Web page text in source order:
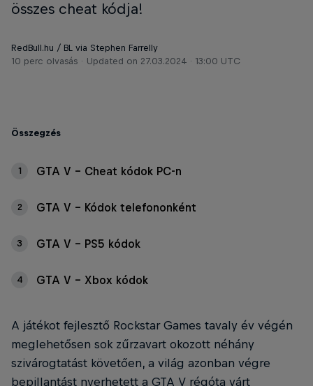
összes cheat kódja!
RedBull.hu / BL via Stephen Farrelly
10 perc olvasás
Updated on 27.03.2024 · 13:00 UTC
Összegzés
1 GTA V - Cheat kódok PC-n
2 GTA V - Kódok telefononként
3 GTA V - PS5 kódok
4 GTA V - Xbox kódok
A játékot fejlesztő Rockstar Games tavaly év végén
meglehetősen sok zűrzavart okozott néhány
szivárogtatást követően, a világ azonban végre
bepillantást nyerhetett a GTA V régóta várt